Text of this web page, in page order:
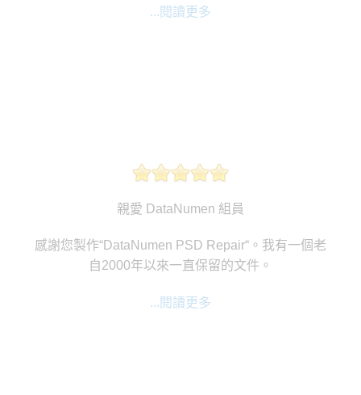
...閱讀更多
親愛 DataNumen 組員
感謝您製作“DataNumen PSD Repair“。我有一個老
自2000年以來一直保留的文件。
...閱讀更多